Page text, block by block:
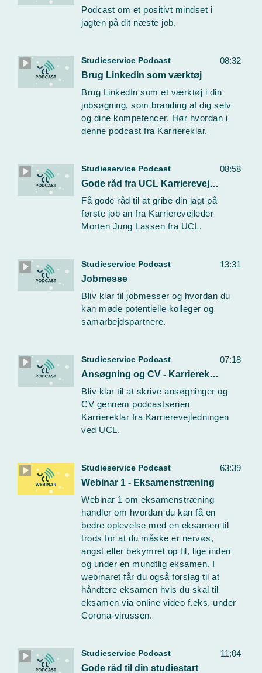
Podcast om et positivt mindset i
jagten på dit næste job.
08:32
Studieservice Podcast
Brug LinkedIn som værktøj
Brug LinkedIn som et værktøj i din
jobsøgning, som branding af dig selv
og dine kompetencer. Hør hvordan i
denne podcast fra Karriereklar.
08:58
Studieservice Podcast
Gode råd fra UCL Karrierevejleder Morten Jung Lassen
Få gode råd til at gribe din jagt på
første job an fra Karrierevejleder
Morten Jung Lassen fra UCL.
13:31
Studieservice Podcast
Jobmesse
Bliv klar til jobmesser og hvordan du
kan møde potentielle kolleger og
samarbejdspartnere.
07:18
Studieservice Podcast
Ansøgning og CV - Karriereklar
Bliv klar til at skrive ansøgninger og
CV gennem podcastserien
Karriereklar fra Karrierevejledningen
ved UCL.
63:39
Studieservice Podcast
Webinar 1 - Eksamenstræning
Webinar 1 om eksamenstræning
handler om hvordan du kan få en
bedre oplevelse med en eksamen til
trods for at du måske er nervøs,
angst eller bekymret op til, lige inden
og under en mundtlig eksamen. I
webinaret får du også forslag til at
håndtere eksamen hvis du skal til
eksamen via online video f.eks. under
Corona-virussen.
11:04
Studieservice Podcast
Gode råd til din studiestart